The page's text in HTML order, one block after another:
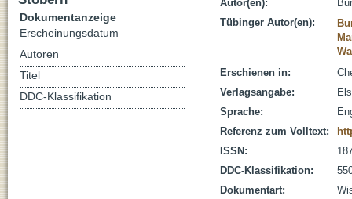
Autor(en):
Tübinger Autor(en):
Erschienen in:
Verlagsangabe:
Sprache:
Referenz zum Volltext:
ISSN:
DDC-Klassifikation:
Dokumentart:
Dokumentanzeige
Erscheinungsdatum
Autoren
Titel
DDC-Klassifikation